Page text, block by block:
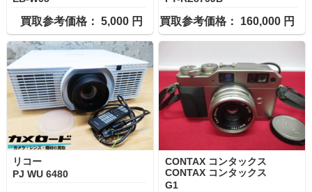
買取参考価格： 5,000 円 買取参考価格： 160,000 円
リコー
PJ WU 6480
CONTAX コンタックス
CONTAX コンタックス
G1